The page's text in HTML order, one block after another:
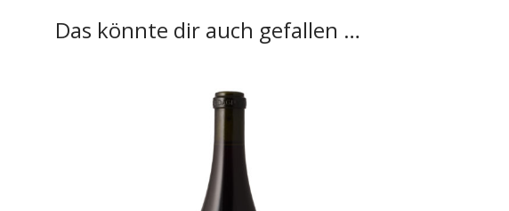
Das könnte dir auch gefallen …